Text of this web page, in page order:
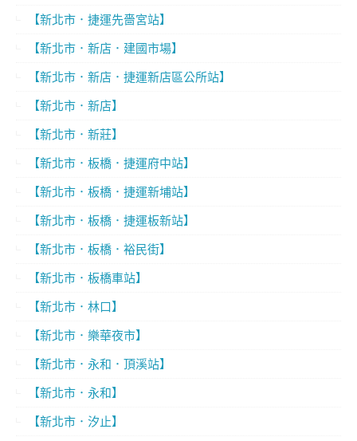
【新北市．捷運先嗇宮站】
【新北市．新店．建國市場】
【新北市．新店．捷運新店區公所站】
【新北市．新店】
【新北市．新莊】
【新北市．板橋．捷運府中站】
【新北市．板橋．捷運新埔站】
【新北市．板橋．捷運板新站】
【新北市．板橋．裕民街】
【新北市．板橋車站】
【新北市．林口】
【新北市．樂華夜市】
【新北市．永和．頂溪站】
【新北市．永和】
【新北市．汐止】